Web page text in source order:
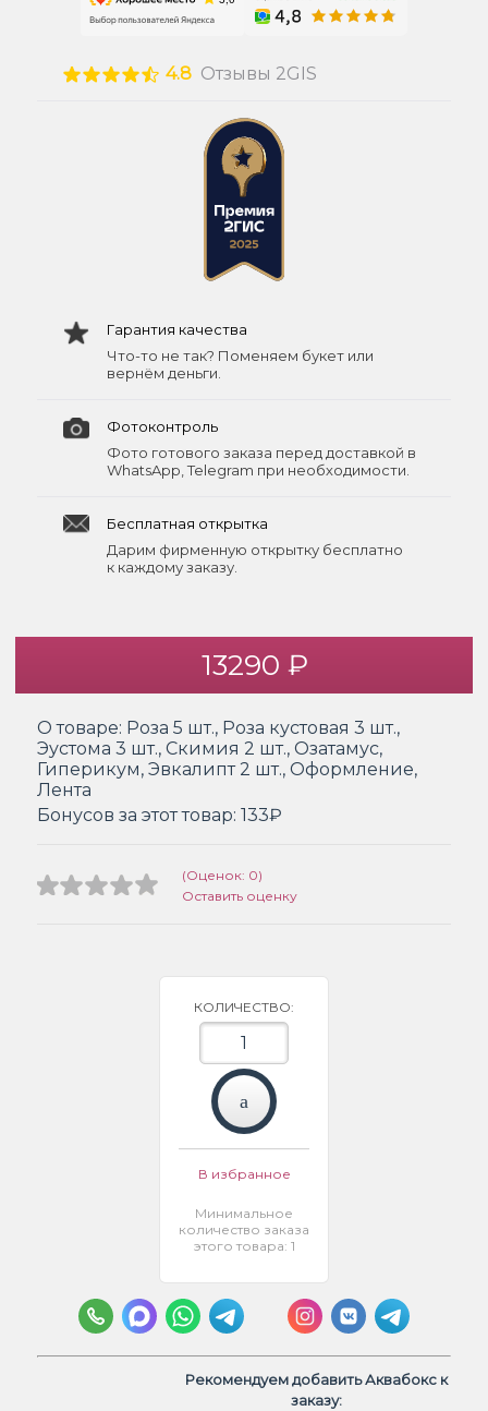
4.8 Отзывы 2GIS
Гарантия качества
Что-то не так? Поменяем букет или
вернём деньги.
Фотоконтроль
Фото готового заказа перед доставкой в
WhatsApp, Telegram при необходимости.
Бесплатная открытка
Дарим фирменную открытку бесплатно
к каждому заказу.
13290 ₽
О товаре: Роза 5 шт., Роза кустовая 3 шт.,
Эустома 3 шт., Скимия 2 шт., Озатамус,
Гиперикум, Эвкалипт 2 шт., Оформление,
Лента
Бонусов за этот товар: 133₽
(Оценок: 0)
Оставить оценку
КОЛИЧЕСТВО:
В избранное
Минимальное
количество заказа
этого товара: 1
Рекомендуем добавить Аквабокс к
заказу: